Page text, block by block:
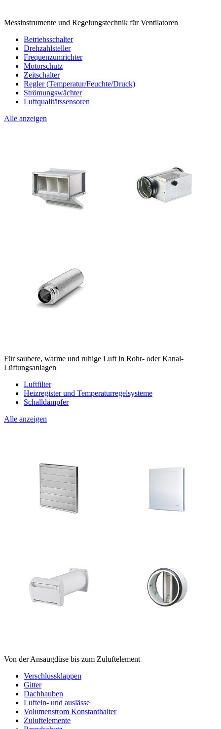
Messinstrumente und Regelungstechnik für Ventilatoren
Betriebsschalter
Drehzahlsteller
Frequenzumrichter
Motorschutz
Zeitschalter
Regler (Temperatur/Feuchte/Druck)
Strömungswächter
Luftqualitätssensoren
Alle anzeigen
Für saubere, warme und ruhige Luft in Rohr- oder Kanal-
Lüftungsanlagen
Luftfilter
Heizregister und Temperaturregelsysteme
Schalldämpfer
Alle anzeigen
Von der Ansaugdüse bis zum Zuluftelement
Verschlussklappen
Gitter
Dachhauben
Luftein- und auslässe
Volumenstrom Konstanthalter
Zuluftelemente